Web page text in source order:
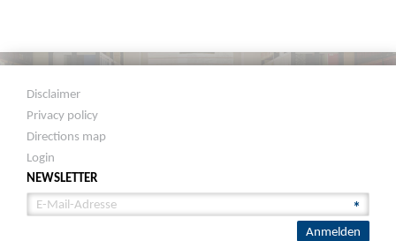
Disclaimer
Privacy policy
Directions map
Login
NEWSLETTER